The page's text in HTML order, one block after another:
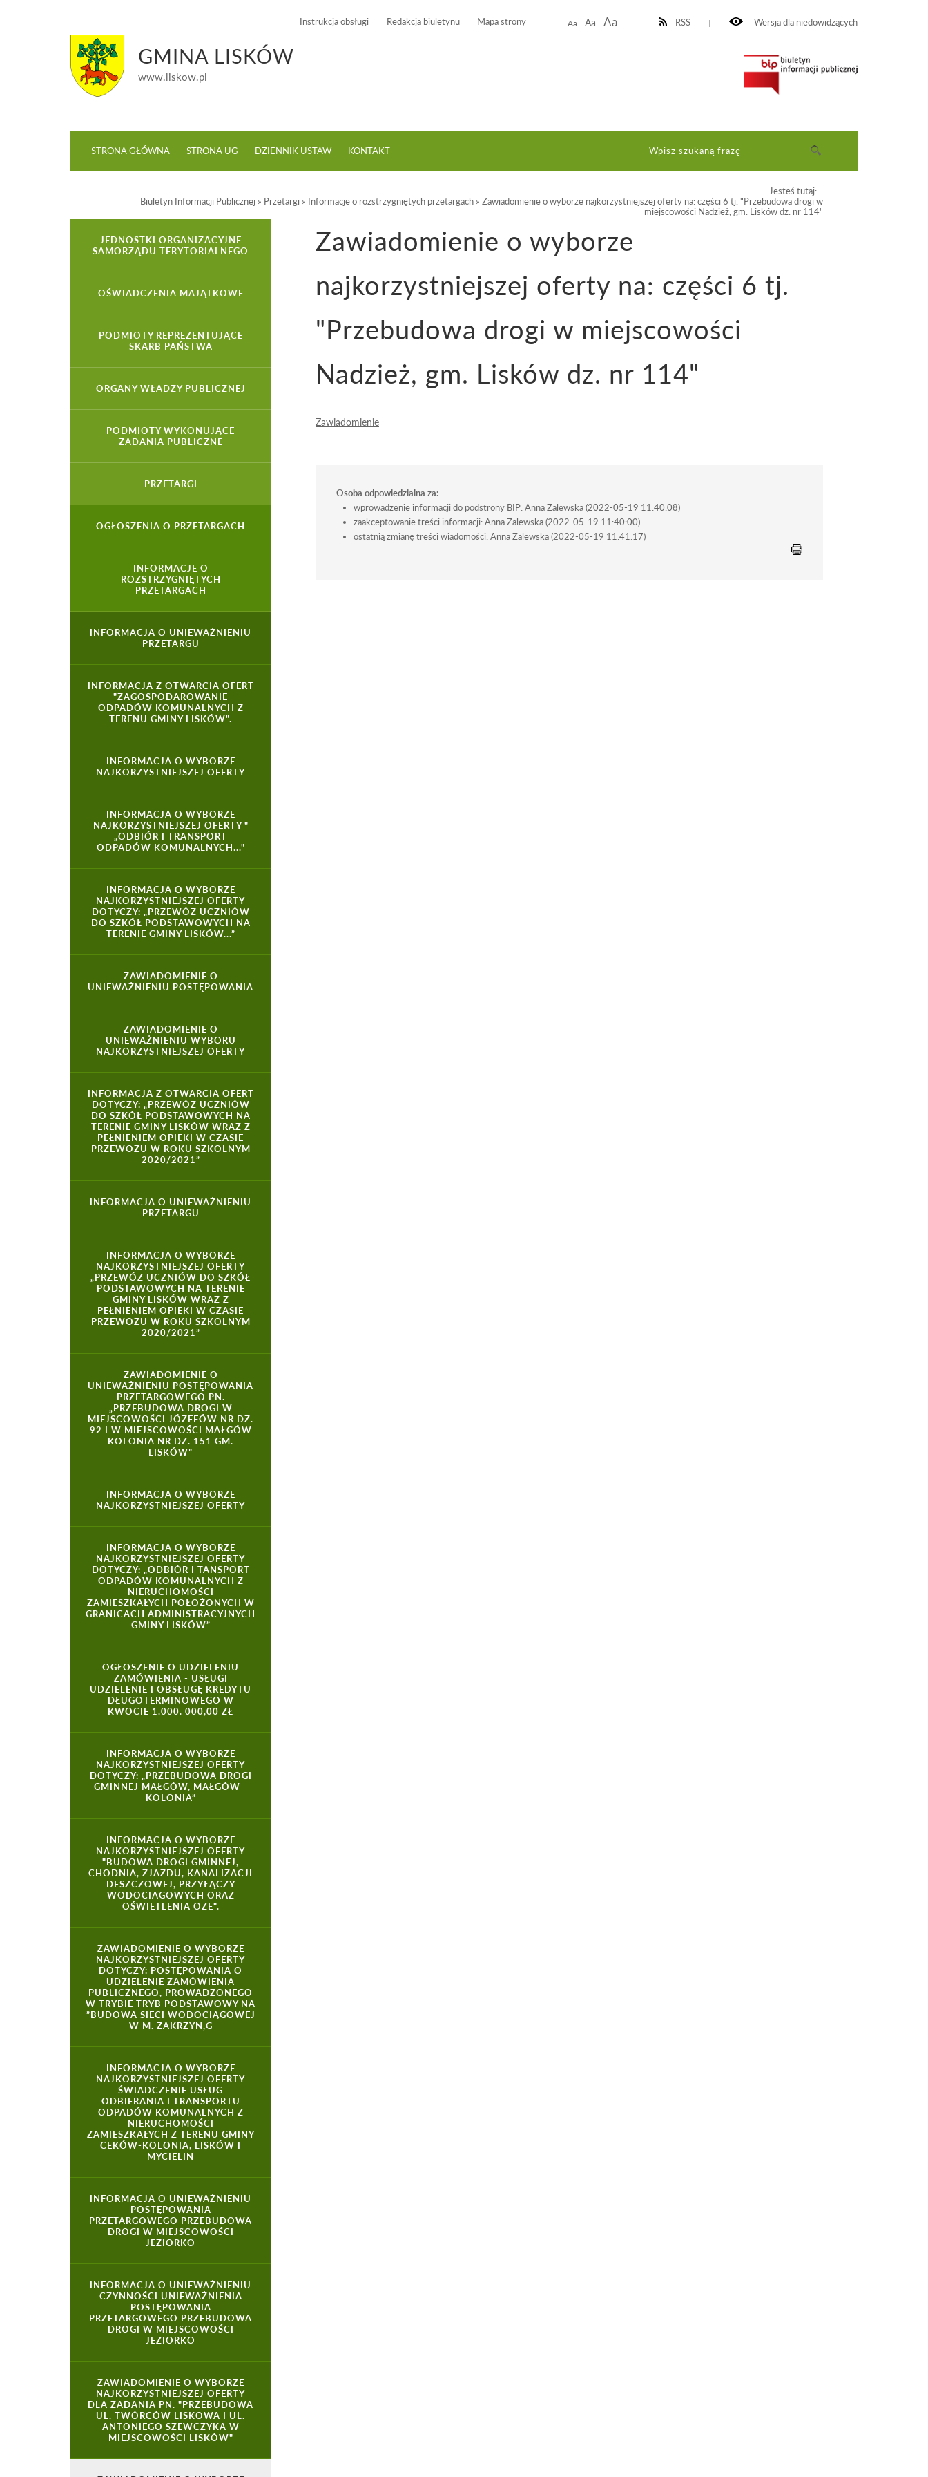
Wersja dla niedowidzących
RSS
Aa Aa Aa
Instrukcja obsługi Redakcja biuletynu Mapa strony
GMINA LISKÓW
www.liskow.pl
STRONA GŁÓWNA STRONA UG DZIENNIK USTAW KONTAKT
Jesteś tutaj:
Biuletyn Informacji Publicznej » Przetargi » Informacje o rozstrzygniętych przetargach » Zawiadomienie o wyborze najkorzystniejszej oferty na: części 6 tj. "Przebudowa drogi w
miejscowości Nadzież, gm. Lisków dz. nr 114"
Zawiadomienie o wyborze
najkorzystniejszej oferty na: części 6 tj.
"Przebudowa drogi w miejscowości
Nadzież, gm. Lisków dz. nr 114"
Zawiadomienie
Osoba odpowiedzialna za:
wprowadzenie informacji do podstrony BIP: Anna Zalewska (2022-05-19 11:40:08)
zaakceptowanie treści informacji: Anna Zalewska (2022-05-19 11:40:00)
ostatnią zmianę treści wiadomości: Anna Zalewska (2022-05-19 11:41:17)
JEDNOSTKI ORGANIZACYJNE
SAMORZĄDU TERYTORIALNEGO
OŚWIADCZENIA MAJĄTKOWE
PODMIOTY REPREZENTUJĄCE
SKARB PAŃSTWA
ORGANY WŁADZY PUBLICZNEJ
PODMIOTY WYKONUJĄCE
ZADANIA PUBLICZNE
PRZETARGI
OGŁOSZENIA O PRZETARGACH
INFORMACJE O
ROZSTRZYGNIĘTYCH
PRZETARGACH
INFORMACJA O UNIEWAŻNIENIU
PRZETARGU
INFORMACJA Z OTWARCIA OFERT
"ZAGOSPODAROWANIE
ODPADÓW KOMUNALNYCH Z
TERENU GMINY LISKÓW".
INFORMACJA O WYBORZE
NAJKORZYSTNIEJSZEJ OFERTY
INFORMACJA O WYBORZE
NAJKORZYSTNIEJSZEJ OFERTY "
„ODBIÓR I TRANSPORT
ODPADÓW KOMUNALNYCH..."
INFORMACJA O WYBORZE
NAJKORZYSTNIEJSZEJ OFERTY
DOTYCZY: „PRZEWÓZ UCZNIÓW
DO SZKÓŁ PODSTAWOWYCH NA
TERENIE GMINY LISKÓW...”
ZAWIADOMIENIE O
UNIEWAŻNIENIU POSTĘPOWANIA
ZAWIADOMIENIE O
UNIEWAŻNIENIU WYBORU
NAJKORZYSTNIEJSZEJ OFERTY
INFORMACJA Z OTWARCIA OFERT
DOTYCZY: „PRZEWÓZ UCZNIÓW
DO SZKÓŁ PODSTAWOWYCH NA
TERENIE GMINY LISKÓW WRAZ Z
PEŁNIENIEM OPIEKI W CZASIE
PRZEWOZU W ROKU SZKOLNYM
2020/2021”
INFORMACJA O UNIEWAŻNIENIU
PRZETARGU
INFORMACJA O WYBORZE
NAJKORZYSTNIEJSZEJ OFERTY
„PRZEWÓZ UCZNIÓW DO SZKÓŁ
PODSTAWOWYCH NA TERENIE
GMINY LISKÓW WRAZ Z
PEŁNIENIEM OPIEKI W CZASIE
PRZEWOZU W ROKU SZKOLNYM
2020/2021”
ZAWIADOMIENIE O
UNIEWAŻNIENIU POSTĘPOWANIA
PRZETARGOWEGO PN.
„PRZEBUDOWA DROGI W
MIEJSCOWOŚCI JÓZEFÓW NR DZ.
92 I W MIEJSCOWOŚCI MAŁGÓW
KOLONIA NR DZ. 151 GM.
LISKÓW”
INFORMACJA O WYBORZE
NAJKORZYSTNIEJSZEJ OFERTY
INFORMACJA O WYBORZE
NAJKORZYSTNIEJSZEJ OFERTY
DOTYCZY: „ODBIÓR I TANSPORT
ODPADÓW KOMUNALNYCH Z
NIERUCHOMOŚCI
ZAMIESZKAŁYCH POŁOŻONYCH W
GRANICACH ADMINISTRACYJNYCH
GMINY LISKÓW”
OGŁOSZENIE O UDZIELENIU
ZAMÓWIENIA - USŁUGI
UDZIELENIE I OBSŁUGĘ KREDYTU
DŁUGOTERMINOWEGO W
KWOCIE 1.000. 000,00 ZŁ
INFORMACJA O WYBORZE
NAJKORZYSTNIEJSZEJ OFERTY
DOTYCZY: „PRZEBUDOWA DROGI
GMINNEJ MAŁGÓW, MAŁGÓW -
KOLONIA”
INFORMACJA O WYBORZE
NAJKORZYSTNIEJSZEJ OFERTY
"BUDOWA DROGI GMINNEJ,
CHODNIA, ZJAZDU, KANALIZACJI
DESZCZOWEJ, PRZYŁĄCZY
WODOCIAGOWYCH ORAZ
OŚWIETLENIA OZE".
ZAWIADOMIENIE O WYBORZE
NAJKORZYSTNIEJSZEJ OFERTY
DOTYCZY: POSTĘPOWANIA O
UDZIELENIE ZAMÓWIENIA
PUBLICZNEGO, PROWADZONEGO
W TRYBIE TRYB PODSTAWOWY NA
”BUDOWA SIECI WODOCIĄGOWEJ
W M. ZAKRZYN,G
INFORMACJA O WYBORZE
NAJKORZYSTNIEJSZEJ OFERTY
ŚWIADCZENIE USŁUG
ODBIERANIA I TRANSPORTU
ODPADÓW KOMUNALNYCH Z
NIERUCHOMOŚCI
ZAMIESZKAŁYCH Z TERENU GMINY
CEKÓW-KOLONIA, LISKÓW I
MYCIELIN
INFORMACJA O UNIEWAŻNIENIU
POSTĘPOWANIA
PRZETARGOWEGO PRZEBUDOWA
DROGI W MIEJSCOWOŚCI
JEZIORKO
INFORMACJA O UNIEWAŻNIENIU
CZYNNOŚCI UNIEWAŻNIENIA
POSTĘPOWANIA
PRZETARGOWEGO PRZEBUDOWA
DROGI W MIEJSCOWOŚCI
JEZIORKO
ZAWIADOMIENIE O WYBORZE
NAJKORZYSTNIEJSZEJ OFERTY
DLA ZADANIA PN. "PRZEBUDOWA
UL. TWÓRCÓW LISKOWA I UL.
ANTONIEGO SZEWCZYKA W
MIEJSCOWOŚCI LISKÓW"